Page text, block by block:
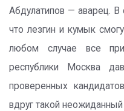
Абдулатипов — аварец. В
что лезгин и кумык
любом случае все
республики Москва
проверенных
вдруг такой неожиданный